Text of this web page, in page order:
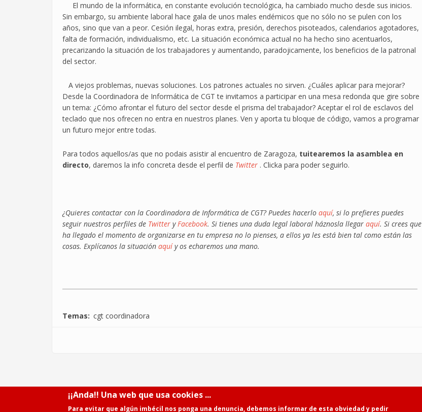
El mundo de la informática, en constante evolución tecnológica, ha cambiado mucho desde sus inicios.
Sin embargo, su ambiente laboral hace gala de unos males endémicos que no sólo no se pulen con los
años, sino que van a peor. Cesión ilegal, horas extra, presión, derechos pisoteados, calendarios agotadores,
falta de formación, individualismo, etc. La situación económica actual no ha hecho sino acentuarlos,
precarizando la situación de los trabajadores y aumentando, paradojicamente, los beneficios de la patronal
del sector.
A viejos problemas, nuevas soluciones. Los patrones actuales no sirven. ¿Cuáles aplicar para mejorar?
Desde la Coordinadora de Informática de CGT te invitamos a participar en una mesa redonda que gire sobre
un tema: ¿Cómo afrontar el futuro del sector desde el prisma del trabajador? Aceptar el rol de esclavos del
teclado que nos ofrecen no entra en nuestros planes. Ven y aporta tu bloque de código, vamos a programar
un futuro mejor entre todas.
Para todos aquellos/as que no podais asistir al encuentro de Zaragoza, tuitearemos la asamblea en
directo, daremos la info concreta desde el perfil de Twitter . Clicka para poder seguirlo.
¿Quieres contactar con la Coordinadora de Informática de CGT? Puedes hacerlo aquí, si lo prefieres puedes
seguir nuestros perfiles de Twitter yFacebook. Si tienes una duda legal laboral háznosla llegar aquí. Si crees que
ha llegado el momento de organizarse en tu empresa no lo pienses, a ellos ya les está bien tal como están las
cosas. Explícanos la situación aquíy os echaremos una mano.
Temas cgt coordinadora
Powered byDrupal
¡¡Anda!! Una web que usa cookies ...
Para evitar que algún imbécil nos ponga una denuncia, debemos informar de esta obviedad y pedir